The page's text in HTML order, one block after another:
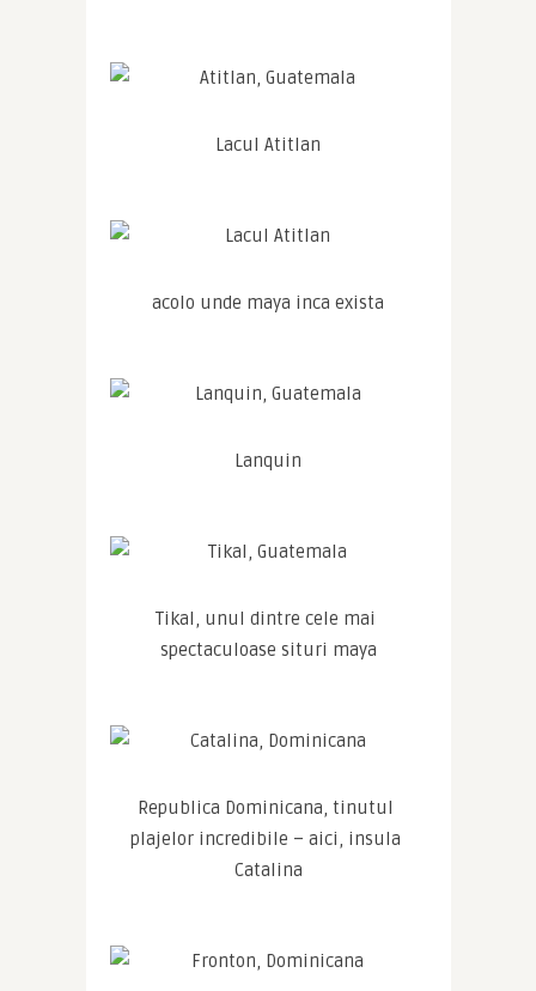
Lacul Atitlan
acolo unde maya inca exista
Lanquin
Tikal, unul dintre cele mai
spectaculoase situri maya
Republica Dominicana, tinutul
plajelor incredibile – aici, insula
Catalina